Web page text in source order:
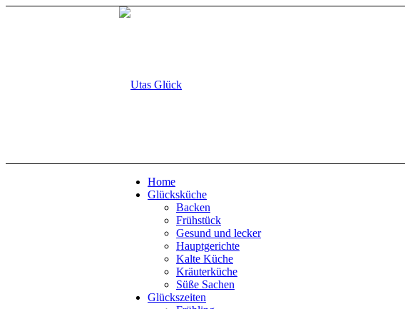
Home
Glücksküche
Backen
Frühstück
Gesund und lecker
Hauptgerichte
Kalte Küche
Kräuterküche
Süße Sachen
Glückszeiten